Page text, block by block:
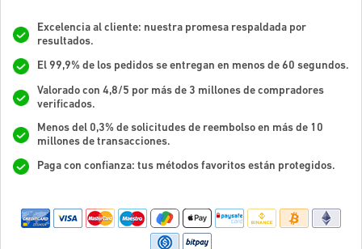
Excelencia al cliente: nuestra promesa respaldada por
resultados.
El 99,9% de los pedidos se entregan en menos de 60 segundos.
Valorado con 4,8/5 por más de 3 millones de compradores
verificados.
Menos del 0,3% de solicitudes de reembolso en más de 10
millones de transacciones.
Paga con confianza: tus métodos favoritos están protegidos.